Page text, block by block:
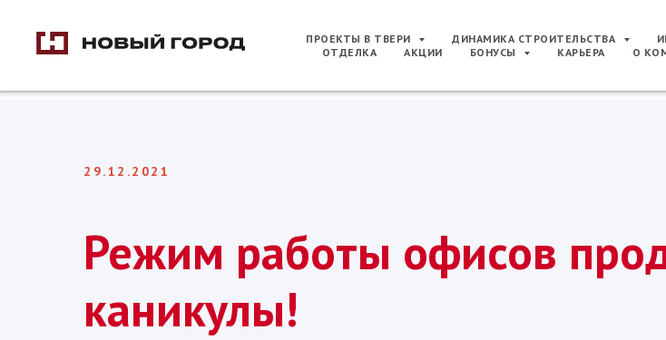
ПРОЕКТЫ В ТВЕРИ ДИНАМИКА СТРОИТЕЛЬСТВА
ОТДЕЛКА
АКЦИИ БОНУСЫ КАРЬЕРА О
29.12.2021
Режим работы офисов
каникулы!